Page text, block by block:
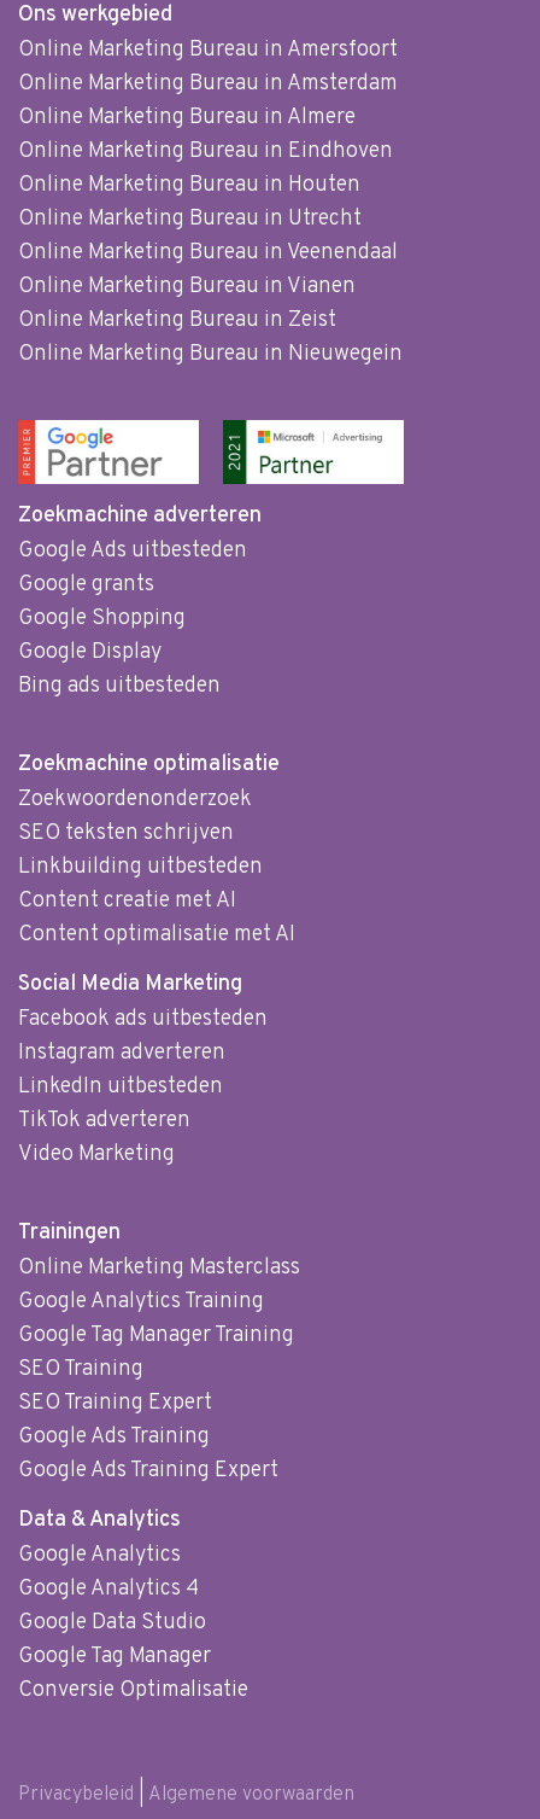
Ons werkgebied
Online Marketing Bureau in Amersfoort
Online Marketing Bureau in Amsterdam
Online Marketing Bureau in Almere
Online Marketing Bureau in Eindhoven
Online Marketing Bureau in Houten
Online Marketing Bureau in Utrecht
Online Marketing Bureau in Veenendaal
Online Marketing Bureau in Vianen
Online Marketing Bureau in Zeist
Online Marketing Bureau in Nieuwegein
Zoekmachine adverteren
Google Ads uitbesteden
Google grants
Google Shopping
Google Display
Bing ads uitbesteden
Zoekmachine optimalisatie
Zoekwoordenonderzoek
SEO teksten schrijven
Linkbuilding uitbesteden
Content creatie met AI
Content optimalisatie met AI
Social Media Marketing
Facebook ads uitbesteden
Instagram adverteren
LinkedIn uitbesteden
TikTok adverteren
Video Marketing
Trainingen
Online Marketing Masterclass
Google Analytics Training
Google Tag Manager Training
SEO Training
SEO Training Expert
Google Ads Training
Google Ads Training Expert
Data & Analytics
Google Analytics
Google Analytics 4
Google Data Studio
Google Tag Manager
Conversie Optimalisatie
Privacybeleid Algemene voorwaarden